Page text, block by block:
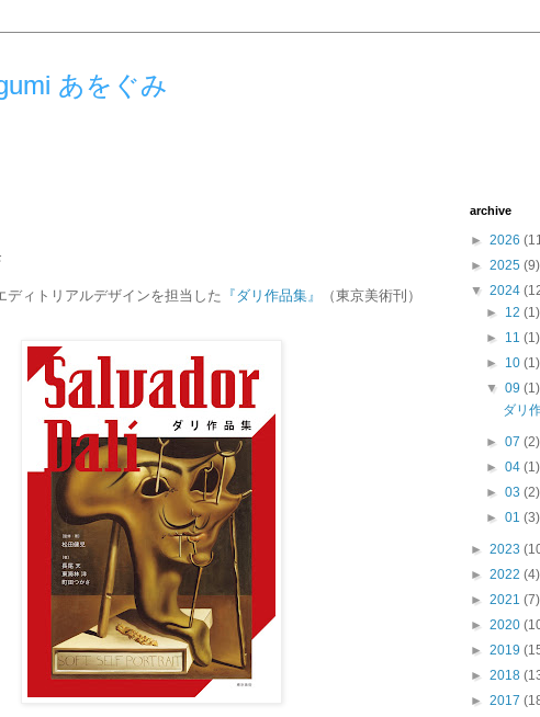
あをぐみ
ディトリアルデザインを担当した 『ダリ作品集』
（東京美術刊）
archive
► 2026
► 2025 (9)
▼ 2024
► 12(1)
► 11(1)
► 10(1)
▼09(1)
ダリ
►07(2)
►04(1)
►03(2)
►01(3)
► 2023
► 2022 (4)
► 2021 (7)
► 2020
► 2019
► 2018
► 2017